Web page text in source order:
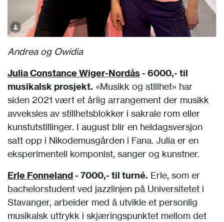
Andrea og Owidia
Julia Constance Wiger-Nordås- 6000,- til
musikalsk prosjekt. «Musikk og stillhet» har
siden 2021 vært et årlig arrangement der musikk
avveksles av stillhetsblokker i sakrale rom eller
kunstutstillinger. I august blir en heldagsversjon
satt opp i Nikodemusgården i Fana. Julia er en
eksperimentell komponist, sanger og kunstner.
Erle Fonneland- 7000,- til turné. Erle, som er
bachelorstudent ved jazzlinjen på Universitetet i
Stavanger, arbeider med å utvikle et personlig
musikalsk uttrykk i skjæringspunktet mellom det